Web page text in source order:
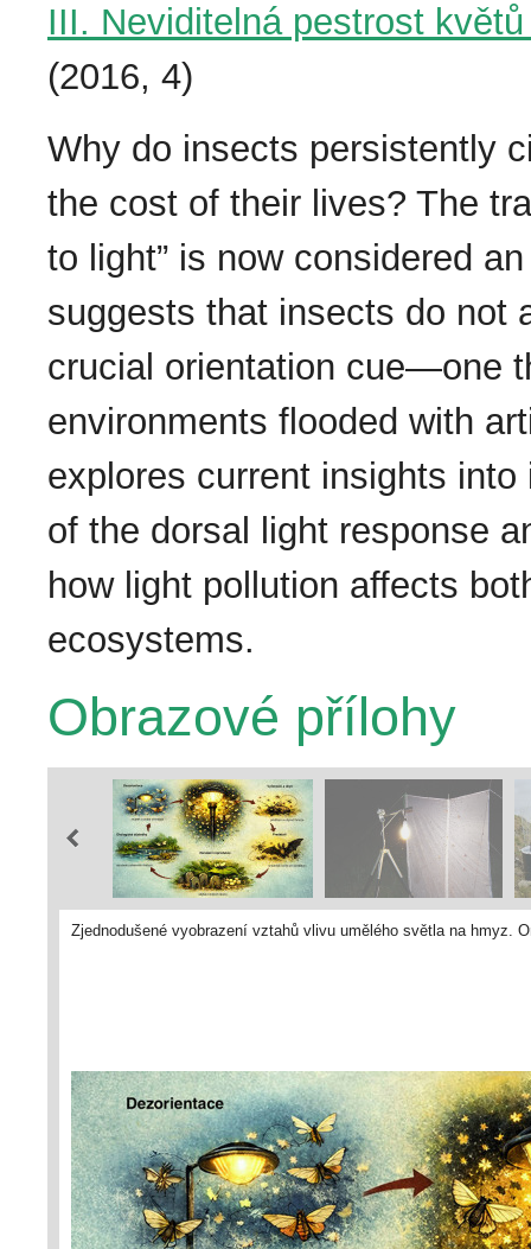
III. Neviditelná pestrost
(2016, 4)
Why do insects persistently
the cost of their lives? The
to light” is now considered
suggests that insects do not
crucial orientation cue—one
environments flooded with
explores current insights
of the dorsal light response
how light pollution affects
ecosystems.
Obrazové přílohy
Zjednodušené vyobrazení vztahů vlivu umělého světla na hmyz.